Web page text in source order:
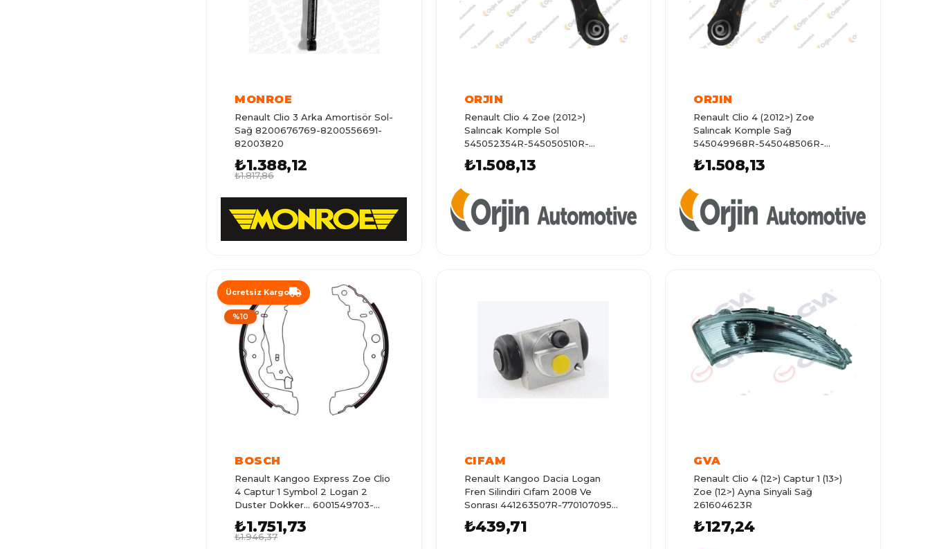
MONROE
Renault Clio 3 Arka Amortisör Sol-
Sağ 8200676769-8200556691-
82003820
₺1.388,12
₺1.817,86
ORJIN
Renault Clio 4 Zoe (2012>)
Salıncak Komple Sol
545052354R-545050510R-
₺1.508,13
ORJIN
Renault Clio 4 (2012>) Zoe
Salıncak Komple Sağ
545049968R-545048506R-
₺1.508,13
BOSCH
Renault Kangoo Express Zoe Clio
4 Captur 1 Symbol 2 Logan 2
Duster Dokker... 6001549703-
₺1.751,73
₺1.946,37
Ücretsiz Kargo
%10
CIFAM
Renault Kangoo Dacia Logan
Fren Silindiri Cıfam 2008 Ve
Sonrası 441263507R-7701070956-
₺439,71
GVA
Renault Clio 4 (12>) Captur 1 (13>)
Zoe (12>) Ayna Sinyali Sağ
261604623R
₺127,24